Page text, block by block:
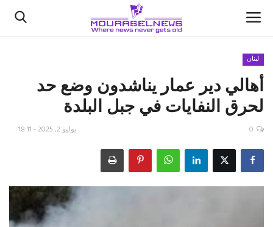
الأخبار
كتّابنا
اقتصاد
لبنان
أهالي دير عمار يناشدون وضع حد
لحرق النفايات في جبل البلدة
يوليو 2, 2025 - 18:11 0